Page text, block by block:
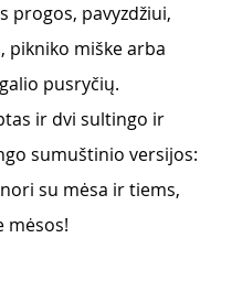
progos, pavyzdžiui,
pikniko miške arba
pusryčių.
ir dvi sultingo ir
sumuštinio versijos:
su mėsa ir tiems,
mėsos!